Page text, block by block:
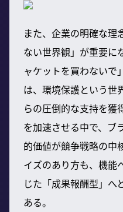
また、企業の明確な理
ない世界観」が重要に
ャケットを買わないで
は、環境保護という世
らの圧倒的な支持を獲
を加速させる中で、ブ
的価値が競争戦略の中
イズのあり方も、機能
じた「成果報酬型」へ
ある。